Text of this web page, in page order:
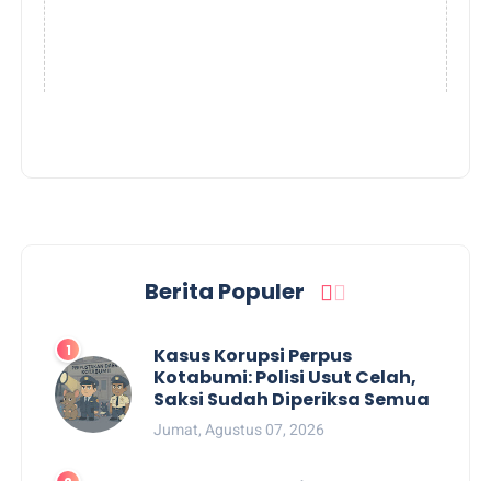
Berita Populer
Kasus Korupsi Perpus
Kotabumi: Polisi Usut Celah,
Saksi Sudah Diperiksa Semua
Jumat, Agustus 07, 2026